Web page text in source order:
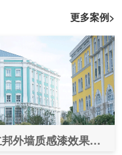
更多案例>
立邦外墙质感漆效果图案例之（华为研发基地）